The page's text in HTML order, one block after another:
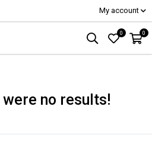
My account
0 0
no results!